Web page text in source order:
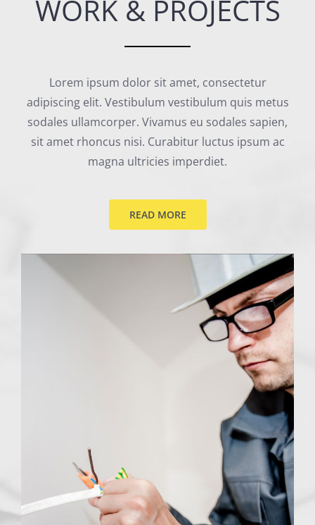
WORK & PROJECTS
Lorem ipsum dolor sit amet, consectetur
adipiscing elit. Vestibulum vestibulum quis metus
sodales ullamcorper. Vivamus eu sodales sapien,
sit amet rhoncus nisi. Curabitur luctus ipsum ac
magna ultricies imperdiet.
READ MORE